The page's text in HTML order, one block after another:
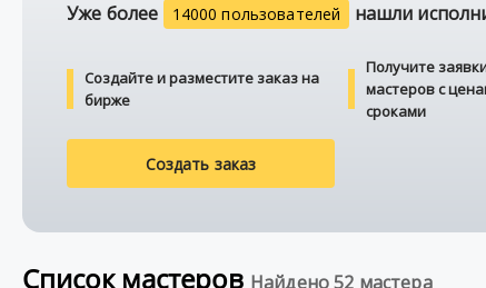
Уже более 14000 пользователей нашли
Создайте и разместите заказ на
бирже
Получите
мастеров с
сроками
Создать заказ
Список мастеров Найдено 52 мастера